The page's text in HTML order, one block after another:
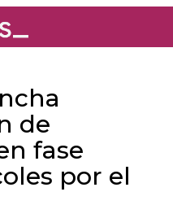
de
fase
por el